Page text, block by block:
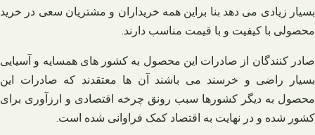
بسیار زیادی می دهد بنا براین همه خریداران و مشتریان سعی در خرید
محصولی با کیفیت و با قیمت مناسب دارند.
صادر کنندگان از صادرات این محصول به کشور های همسایه و آسیایی
بسیار راضی و خرسند می باشند آن ها معتقدند که صادرات این
محصول به دیگر کشورها سبب رونق چرخه اقتصادی و ارزآوری برای
کشور شده و در نهایت به اقتصاد کمک فراوانی شده است.